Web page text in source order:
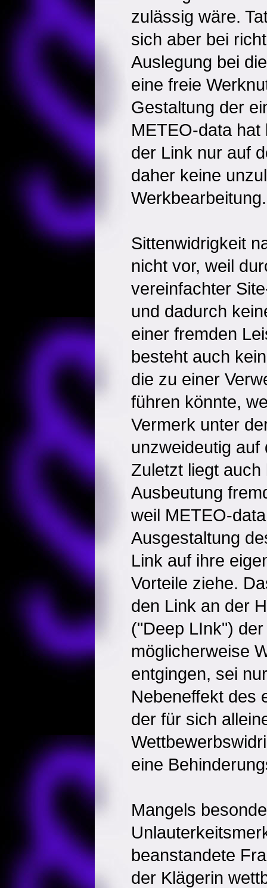
zulässig wäre.
sich aber bei
Auslegung bei
eine freie
Gestaltung der
METEO-data
der Link nur auf
daher keine
Werkbearbeitung.
Sittenwidrigkeit
nicht vor, weil
vereinfachter
und dadurch
einer fremden
besteht auch
die zu einer
führen könnte,
Vermerk unter
unzweideutig auf
Zuletzt liegt
Ausbeutung
weil METEO-
Ausgestaltung
Link auf ihre
Vorteile ziehe.
den Link an der
("Deep LInk")
möglicherweise
entgingen, sei
Nebeneffekt des
der für sich
eine
Mangels
beanstandete
der Klägerin